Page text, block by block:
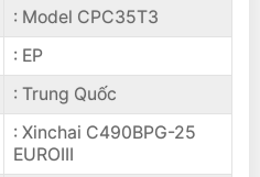
: Model CPC35T3
: EP
: Trung Quốc
: Xinchai C490BPG-25
EUROIII